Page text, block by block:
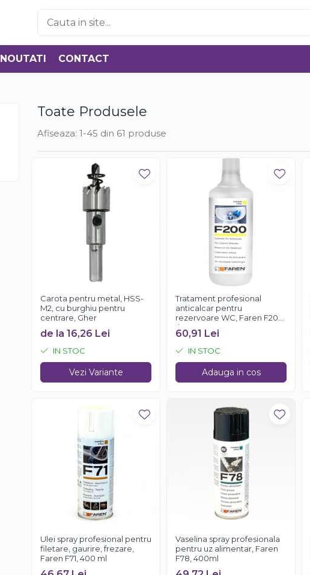
NOUTATI CONTACT
Toate Produsele
Afiseaza: 1-45 din 61 produse
Carota pentru metal, HSS-
M2, cu burghiu pentru
centrare, Gher
de la 16,26 Lei
IN STOC
Vezi Variante
Tratament profesional
anticalcar pentru
rezervoare WC, Faren F200,
1l
60,91 Lei
IN STOC
Adauga in cos
Ulei spray profesional pentru
filetare, gaurire, frezare,
Faren F71, 400 ml
Vaselina spray profesionala
pentru uz alimentar, Faren
F78, 400ml